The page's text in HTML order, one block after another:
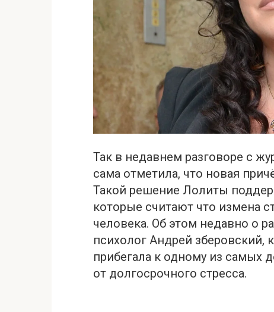
Так в недавнем разговоре с
сама отметила, что новая
Такой решение Лолиты
которые считают что измена
человека. Об этом недавно о
психолог Андрей зберовский,
пpибегала к одному из самых
от дoлгосрочного cтресса.